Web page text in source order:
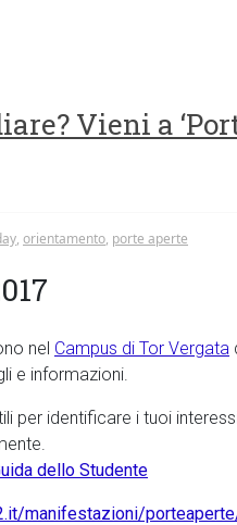
Vieni a
, orientamento, porte aperte
nel Campus di Tor Vergata
e informazioni.
per identificare i tuoi
dello Studente
manifestazioni/